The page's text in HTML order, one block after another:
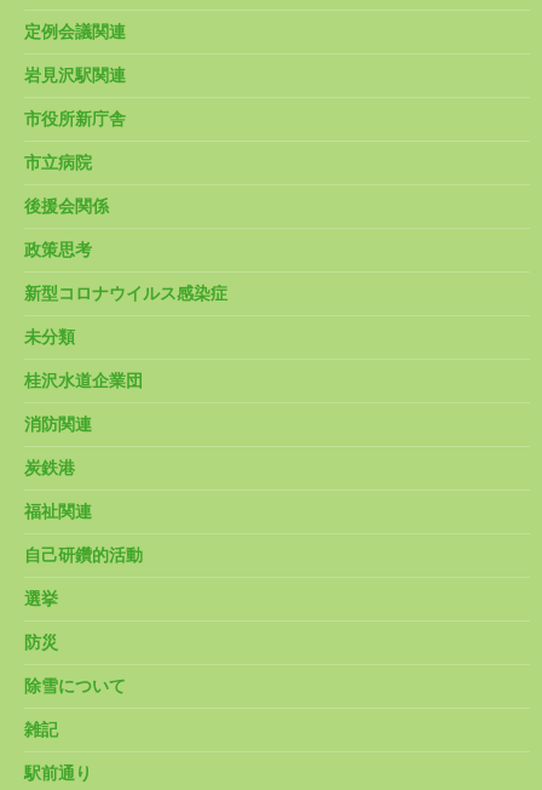
定例会議関連
岩見沢駅関連
市役所新庁舎
市立病院
後援会関係
政策思考
新型コロナウイルス感染症
未分類
桂沢水道企業団
消防関連
炭鉄港
福祉関連
自己研鑽的活動
選挙
防災
除雪について
雑記
駅前通り